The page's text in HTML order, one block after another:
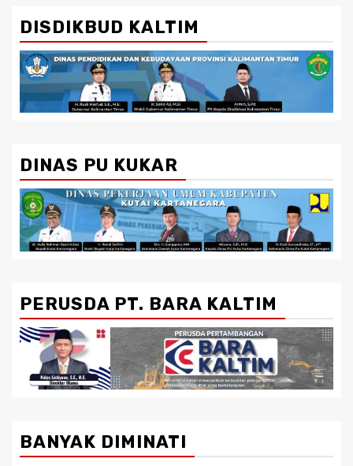
DISDIKBUD KALTIM
DINAS PU KUKAR
PERUSDA PT. BARA KALTIM
BANYAK DIMINATI